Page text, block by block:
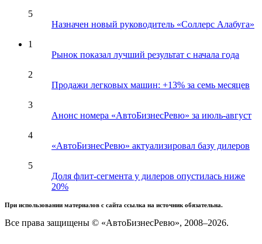
5
Назначен новый руководитель «Соллерс Алабуга»
1
Рынок показал лучший результат с начала года
2
Продажи легковых машин: +13% за семь месяцев
3
Анонс номера «АвтоБизнесРевю» за июль-август
4
«АвтоБизнесРевю» актуализировал базу дилеров
5
Доля флит-сегмента у дилеров опустилась ниже
20%
При использовании материалов с сайта ссылка на источник обязательна.
Все права защищены © «АвтоБизнесРевю», 2008–2026.